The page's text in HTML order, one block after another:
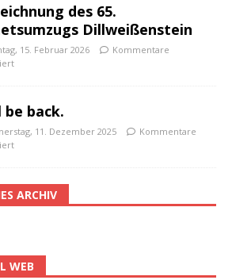
des 65.
Dillweißenstein
15. Februar 2026
Kommentare
be back.
11. Dezember 2025
Kommentare
ARCHIV
WEB